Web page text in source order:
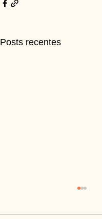
Posts recentes